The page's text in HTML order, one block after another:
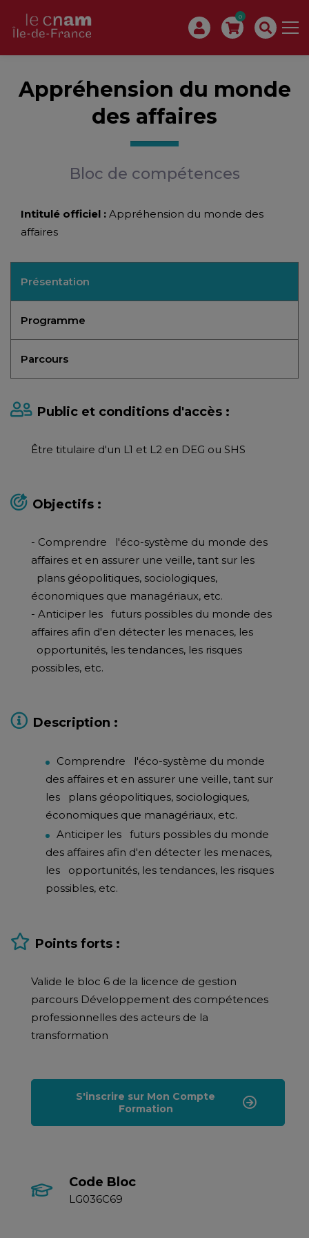
0
Appréhension du monde
des affaires
Bloc de compétences
Intitulé officiel : Appréhension du monde des
affaires
Présentation
Programme
Parcours
Public et conditions d'accès :
Être titulaire d'un L1 et L2 en DEG ou SHS
Objectifs :
- Comprendre l'éco-système du monde des
affaires et en assurer une veille, tant sur les
plans géopolitiques, sociologiques,
économiques que managériaux, etc.
- Anticiper les futurs possibles du monde des
affaires afin d'en détecter les menaces, les
opportunités, les tendances, les risques
possibles, etc.
Description :
Comprendre l'éco-système du monde
des affaires et en assurer une veille, tant sur
les plans géopolitiques, sociologiques,
économiques que managériaux, etc.
Anticiper les futurs possibles du monde
des affaires afin d'en détecter les menaces,
les opportunités, les tendances, les risques
possibles, etc.
Points forts :
Valide le bloc 6 de la licence de gestion
parcours Développement des compétences
professionnelles des acteurs de la
transformation
S'inscrire sur Mon Compte
Formation
Code Bloc
LG036C69